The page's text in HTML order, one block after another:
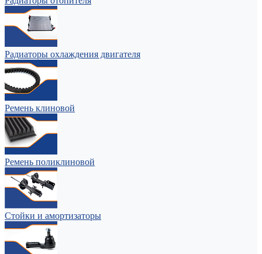
Радиаторы охлаждения двигателя
Ремень клиновой
Ремень поликлиновой
Стойки и амортизаторы